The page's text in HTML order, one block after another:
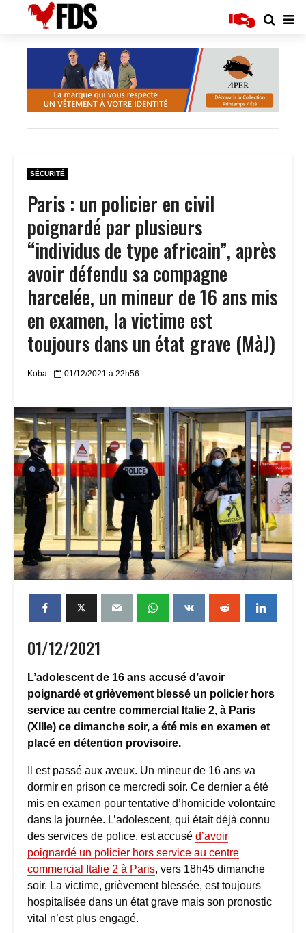
SÉCURITÉ
Paris : un policier en civil
poignardé par plusieurs
“individus de type africain”, après
avoir défendu sa compagne
harcelée, un mineur de 16 ans mis
en examen, la victime est
toujours dans un état grave (MàJ)
Koba 01/12/2021 à 22h56
01/12/2021
L’adolescent de 16 ans accusé d’avoir
poignardé et grièvement blessé un policier hors
service au centre commercial Italie 2, à Paris
(XIIIe) ce dimanche soir, a été mis en examen et
placé en détention provisoire.
Il est passé aux aveux. Un mineur de 16 ans va
dormir en prison ce mercredi soir. Ce dernier a été
mis en examen pour tentative d’homicide volontaire
dans la journée. L’adolescent, qui était déjà connu
des services de police, est accusé d’avoir
poignardé un policier hors service au centre
commercial Italie 2 à Paris, vers 18h45 dimanche
soir. La victime, grièvement blessée, est toujours
hospitalisée dans un état grave mais son pronostic
vital n’est plus engagé.